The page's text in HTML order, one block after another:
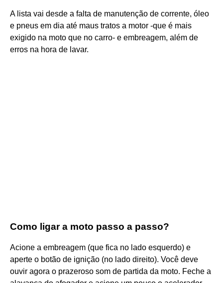
A lista vai desde a falta de manutenção de corrente, óleo
e pneus em dia até maus tratos a motor -que é mais
exigido na moto que no carro- e embreagem, além de
erros na hora de lavar.
Como ligar a moto passo a passo?
Acione a embreagem (que fica no lado esquerdo) e
aperte o botão de ignição (no lado direito). Você deve
ouvir agora o prazeroso som de partida da moto. Feche a